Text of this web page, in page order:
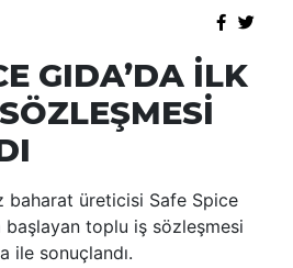
GIDA’DA İLK
baharat üreticisi Safe Spice
başlayan toplu iş sözleşmesi
ile sonuçlandı.